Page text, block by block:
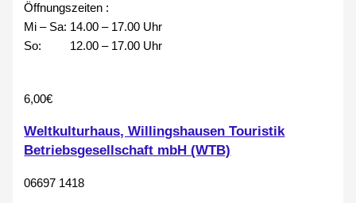
Öffnungszeiten :
Mi – Sa: 14.00 – 17.00 Uhr
So: 12.00 – 17.00 Uhr
6,00€
Weltkulturhaus, Willingshausen Touristik
Betriebsgesellschaft mbH (WTB)
06697 1418